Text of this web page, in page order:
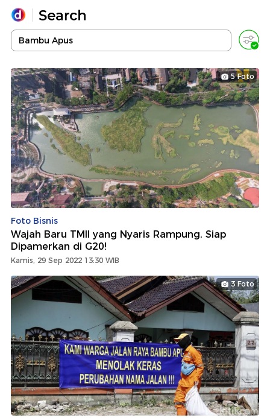
Yang sedang ramai dicari
Loading...
Promoted
Terakhir yang dicari
5 Foto
Foto Bisnis
Wajah Baru TMII yang Nyaris Rampung, Siap
Dipamerkan di G20!
Kamis, 29 Sep 2022 13:30 WIB
3 Foto